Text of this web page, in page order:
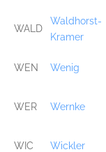
WALD
Waldhorst-
Kramer
WEN Wenig
WER Wernke
WIC Wickler